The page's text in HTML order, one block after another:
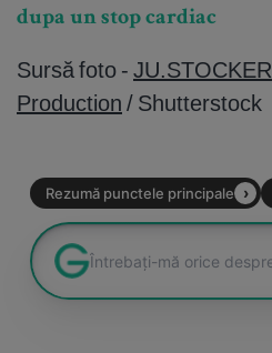
dupa un stop cardiac
Sursă foto - JU.STOCKER
Production / Shutterstock